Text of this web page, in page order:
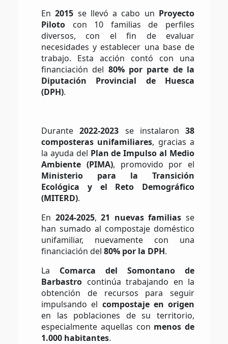
En2015 se llevó a cabo un Proyecto
Piloto con 10 familias de perfiles
diversos, con el fin de evaluar
necesidades y establecer una base de
trabajo. Esta acción contó con una
financiación del 80% por parte de la
Diputación Provincial de Huesca
(DPH).
Durante2022-2023 se instalaron 38
composteras unifamiliares, gracias a
la ayuda del Plan de Impulso al Medio
Ambiente (PIMA), promovido por el
Ministerio para la Transición
Ecológica y el Reto Demográfico
(MITERD).
En 2024-2025,21 nuevas familias se
han sumado al compostaje doméstico
unifamiliar, nuevamente con una
financiación del 80% por la DPH.
La Comarca del Somontano de
Barbastro continúa trabajando en la
obtención de recursos para seguir
impulsando el compostaje en origen
en las poblaciones de su territorio,
especialmente aquellas con menos de
1.000 habitantes.